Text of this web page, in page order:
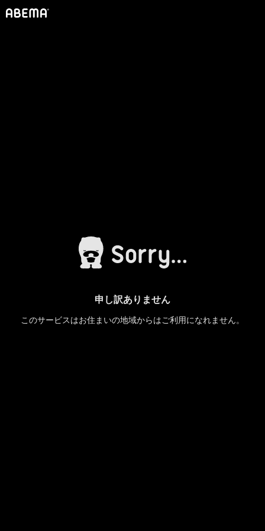
申し訳ありません
このサービスはお住まいの地域からはご利用になれません。